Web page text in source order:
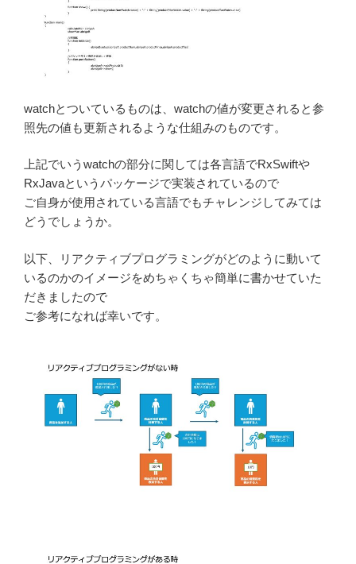
watchとついているものは、watchの値が変更されると参
照先の値も更新されるような仕組みのものです。
上記でいうwatchの部分に関しては各言語でRxSwiftや
RxJavaというパッケージで実装されているので
ご自身が使用されている言語でもチャレンジしてみては
どうでしょうか。
以下、リアクティブプログラミングがどのように動いて
いるのかのイメージをめちゃくちゃ簡単に書かせていた
だきましたので
ご参考になれば幸いです。